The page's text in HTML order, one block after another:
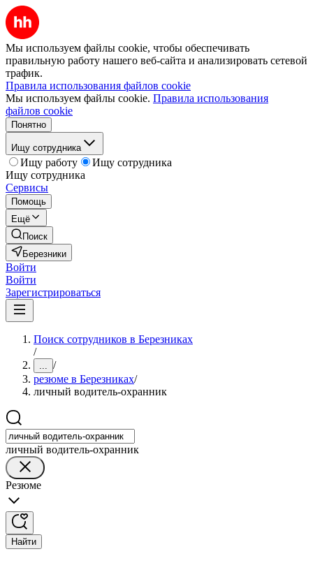
Мы используем файлы cookie, чтобы обеспечивать
правильную работу нашего веб-сайта и анализировать сетевой
трафик.
Правила использования файлов cookie
Мы используем файлы cookie. Правила использования
файлов cookie
Понятно
Ищу сотрудника
Ищу работу
Ищу сотрудника
Ищу сотрудника
Сервисы
Помощь
Ещё
Поиск
Березники
Войти
Войти
Зарегистрироваться
Поиск сотрудников в Березниках
/
... /
резюме в Березниках/
личный водитель-охранник
личный водитель-охранник
Резюме
Найти